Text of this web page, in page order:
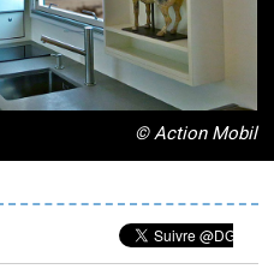
© Action Mobil